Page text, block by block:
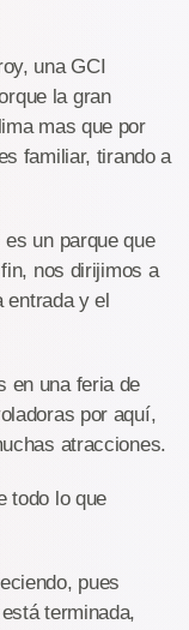
una GCI
la gran
mas que por
familiar, tirando a
un parque que
nos dirijimos a
entrada y el
en una feria de
por aquí,
atracciones.
todo lo que
pues
terminada,